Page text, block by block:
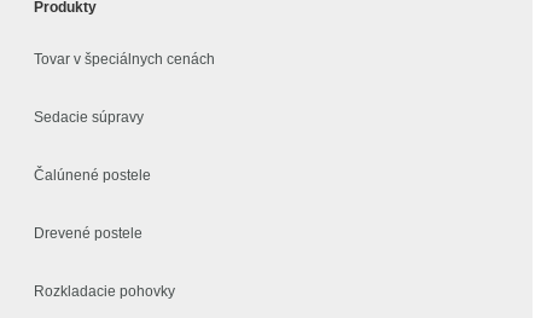
Produkty
Tovar v špeciálnych cenách
Sedacie súpravy
Čalúnené postele
Drevené postele
Rozkladacie pohovky